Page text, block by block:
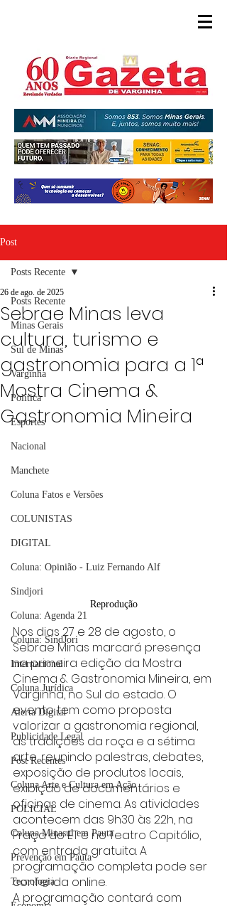
Post
Posts Recente
Minas Gerais
Sul de Minas
Varginha
Política
Esportes
Nacional
Manchete
Coluna Fatos e Versões
COLUNISTAS
DIGITAL
Coluna: Opinião - Luiz Fernando Alf
Sindjori
Coluna: Agenda 21
Coluna: SindJori
Internacional
Coluna Jurídica
Alerta Digital
Publicidade Legal
Post Recentes
Coluna Arte e Cultura em Ação
POLICIAL
Coluna Minasul em Pauta
Prevenção em Pauta
Tecnologia
Posts Recente
Sebrae Minas leva
cultura, turismo e
gastronomia para a 1ª
Mostra Cinema &
Gastronomia Mineira
26 de ago. de 2025
Reprodução
Nos dias 27 e 28 de agosto, o
Sebrae Minas marcará presença
na primeira edição da Mostra
Cinema & Gastronomia Mineira, em
Varginha, no Sul do estado. O
evento tem como proposta
valorizar a gastronomia regional,
as tradições da roça e a sétima
arte, reunindo palestras, debates,
exposição de produtos locais,
exibição de documentários e
oficinas de cinema. As atividades
acontecem das 9h30 às 22h, na
Praça do ET e no Teatro Capitólio,
com entrada gratuita. A
programação completa pode ser
conferida online.
A programação contará com